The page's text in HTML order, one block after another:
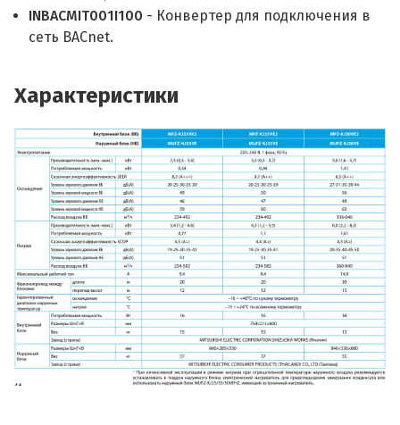
INBACMIT001I100 - Конвертер для подключения в
сеть BACnet.
Характеристики